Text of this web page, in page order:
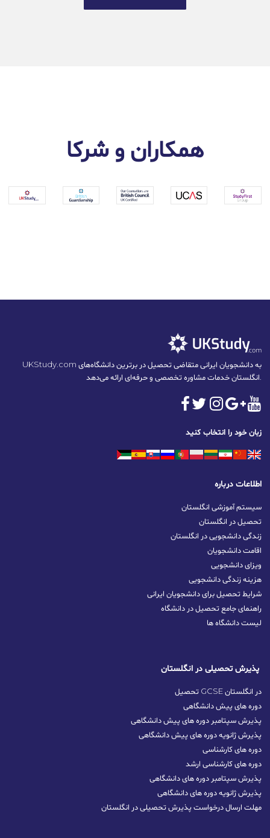
همکاران و شرکا
UKStudy.com به دانشجویان ایرانی متقاضی تحصیل در برترین دانشگاه‌های
زبان خود را انتخاب کنید
اطلاعات درباره
سیستم آموزشی انگلستان
تحصیل در انگلستان
زندگی دانشجویی در انگلستان
اقامت دانشجویان
ویزای دانشجویی
هزینه زندگی دانشجویی
شرایط تحصیل برای دانشجویان ایرانی
راهنمای جامع تحصیل در دانشگاه
لیست دانشگاه ها
پذیرش تحصیلی در انگلستان
تحصیل GCSE در انگلستان
دوره های پیش دانشگاهی
پذیرش سپتامبر دوره های پیش دانشگاهی
پذیرش ژانویه دوره های پیش دانشگاهی
دوره های کارشناسی
دوره های کارشناسی ارشد
پذیرش سپتامبر دوره‌ های دانشگاهی
پذیرش ژانویه دوره‌ های دانشگاهی
مهلت ارسال درخواست پذیرش تحصیلی در انگلستان